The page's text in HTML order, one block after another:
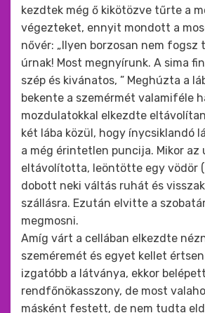
kezdtek még ő kikötözve tűrte a
végezteket, ennyit mondott a
nővér: „Ilyen borzosan nem fogsz
úrnak! Most megnyírunk. A sima
szép és kivánatos, ” Meghúzta a
bekente a szemérmét valamiféle
mozdulatokkal elkezdte
két lába közül, hogy ínycsiklandó
a még érintetlen puncija. Mikor az
eltávolította, leöntötte egy vödör
dobott neki váltás ruhát és
szállásra. Ezután elvitte a
megmosni.
Amíg várt a cellában elkezdte
szeméremét és egyet kellet
izgatóbb a látványa, ekkor
rendfőnökasszony, de most
másként festett, de nem tudta